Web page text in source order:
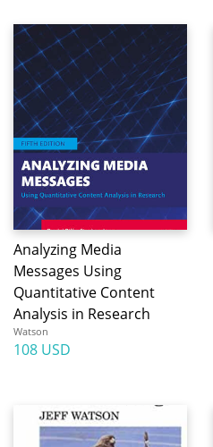
Analyzing Media
Messages Using
Quantitative Content
Analysis in Research
Watson
108 USD